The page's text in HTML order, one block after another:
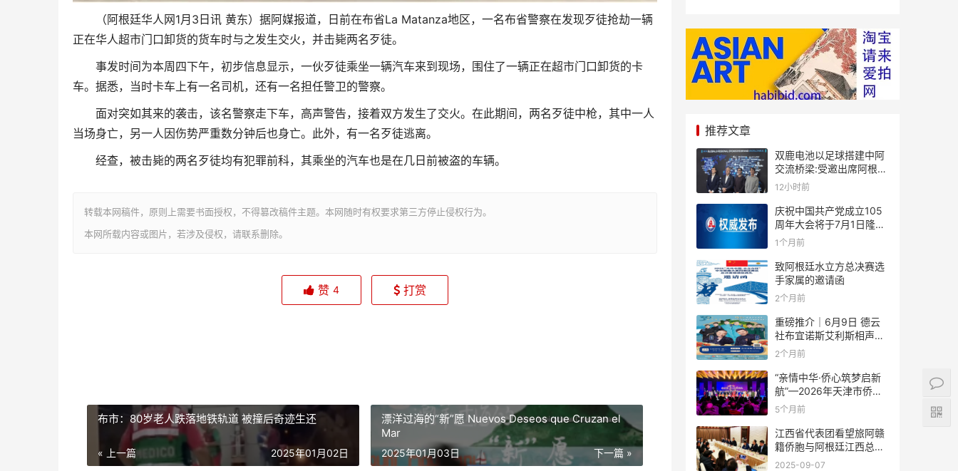
（阿根廷华人网1月3日讯 黄东）据阿媒报道，日前在布省La Matanza地区，一名布省警察在发现歹徒抢劫一辆
正在华人超市门口卸货的货车时与之发生交火，并击毙两名歹徒。
事发时间为本周四下午，初步信息显示，一伙歹徒乘坐一辆汽车来到现场，围住了一辆正在超市门口卸货的卡
车。据悉，当时卡车上有一名司机，还有一名担任警卫的警察。
面对突如其来的袭击，该名警察走下车，高声警告，接着双方发生了交火。在此期间，两名歹徒中枪，其中一人
当场身亡，另一人因伤势严重数分钟后也身亡。此外，有一名歹徒逃离。
经查，被击毙的两名歹徒均有犯罪前科，其乘坐的汽车也是在几日前被盗的车辆。
转载本网稿件，原则上需要书面授权，不得篡改稿件主题。本网随时有权要求第三方停止侵权行为。
本网所载内容或图片，若涉及侵权，请联系删除。
赞 4 打赏
布市：80岁老人跌落地铁轨道 被撞后奇迹生还
« 上一篇 2025年01月02日
漂洋过海的“新”愿 Nuevos Deseos que Cruzan el
Mar
下一篇 »
2025年01月03日
推荐文章
双鹿电池以足球搭建中阿
交流桥梁:受邀出席阿根廷
足协赞助商招待会！
12小时前
庆祝中国共产党成立105
周年大会将于7月1日隆重
举行
1个月前
致阿根廷水立方总决赛选
手家属的邀请函
2个月前
重磅推介｜6月9日 德云
社布宜诺斯艾利斯相声专
场！国风曲艺邂逅南美风
结！
2个月前
“亲情中华·侨心筑梦启新
航”—2026年天津市侨界
新春联谊活动成功举办
5个月前
江西省代表团看望旅阿赣
籍侨胞与阿根廷江西总商
会座谈
2025-09-07